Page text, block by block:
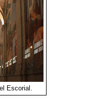
Escorial.